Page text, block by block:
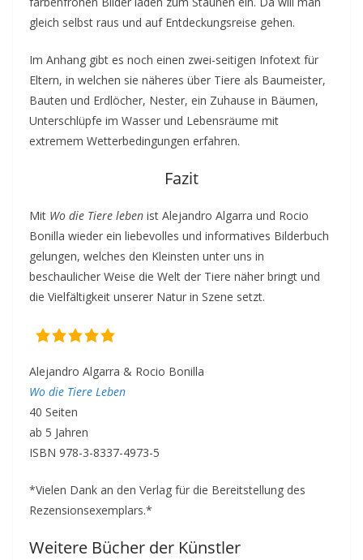
gleich selbst raus und auf Entdeckungsreise gehen.
Im Anhang gibt es noch einen zwei-seitigen Infotext für
Eltern, in welchen sie näheres über Tiere als Baumeister,
Bauten und Erdlöcher, Nester, ein Zuhause in Bäumen,
Unterschlüpfe im Wasser und Lebensräume mit
extremem Wetterbedingungen erfahren.
Fazit
Mit Wo die Tiere leben ist Alejandro Algarra und Rocio
Bonilla wieder ein liebevolles und informatives Bilderbuch
gelungen, welches den Kleinsten unter uns in
beschaulicher Weise die Welt der Tiere näher bringt und
die Vielfältigkeit unserer Natur in Szene setzt.
Alejandro Algarra & Rocio Bonilla
Wo die Tiere Leben
40 Seiten
ab 5 Jahren
ISBN 978-3-8337-4973-5
*Vielen Dank an den Verlag für die Bereitstellung des
Rezensionsexemplars.*
Weitere Bücher der Künstler